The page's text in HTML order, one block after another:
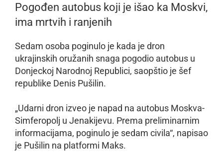
Pogođen autobus koji je išao ka Moskvi,
ima mrtvih i ranjenih
Sedam osoba poginulo je kada je dron
ukrajinskih oružanih snaga pogodio autobus u
Donjeckoj Narodnoj Republici, saopštio je šef
republike Denis Pušilin.
„Udarni dron izveo je napad na autobus Moskva-
Simferopolj u Jenakijevu. Prema preliminarnim
informacijama, poginulo je sedam civila“, napisao
je Pušilin na platformi Maks.